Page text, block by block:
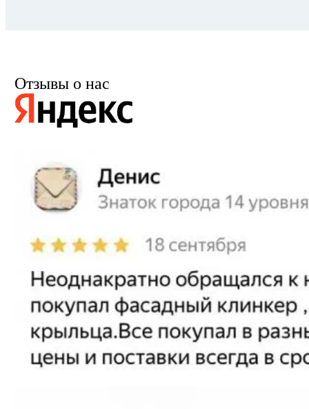
Отзывы о нас